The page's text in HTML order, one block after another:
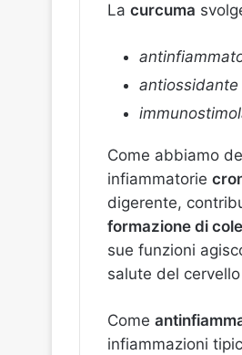
La curcuma
antiossidante
Come abbiamo
infiammatorie
digerente,
formazione di
sue funzioni
salute del
Come
infiammazioni